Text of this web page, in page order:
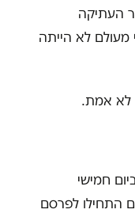
העתיקה
מעולם לא הייתה
לא אמת.
חמישי
התחילו לפרסם